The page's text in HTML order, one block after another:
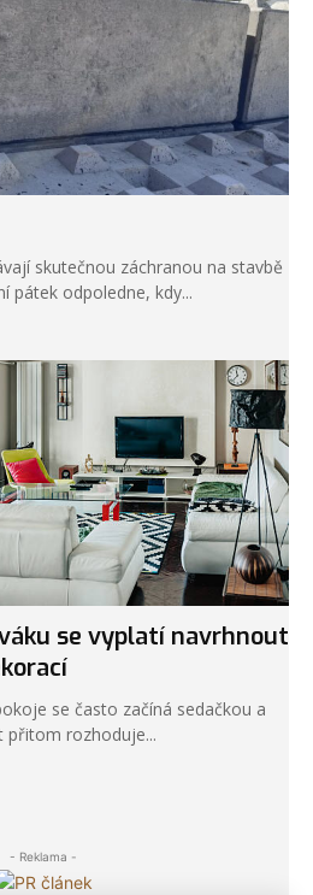
skutečnou záchranou na stavbě
pátek odpoledne, kdy...
se vyplatí navrhnout
se často začíná sedačkou a
přitom rozhoduje...
- Reklama -